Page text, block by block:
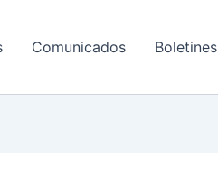
Comunicados Boletines